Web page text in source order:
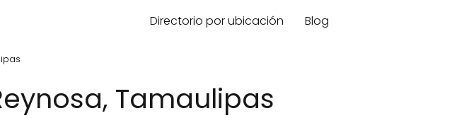
Directorio por ubicación Blog
Tamaulipas